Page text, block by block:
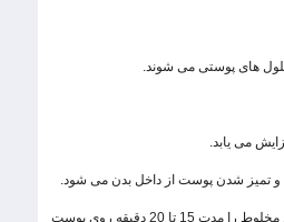
3. نیمی از یک آواکادوی متوسط را رنده کنید و با چند قطره آب لیموی تازه مخلوط کنید. سپس این مخلوط را مدت 15 تا 20 دقیقه روی پوست